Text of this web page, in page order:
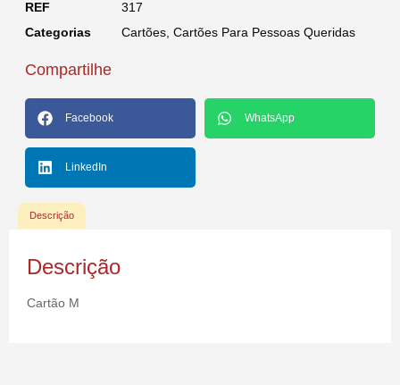
REF
317
Categorias
Cartões Cartões Para Pessoas Queridas
Compartilhe
Facebook WhatsApp
LinkedIn
Descrição
Descrição
Cartão M